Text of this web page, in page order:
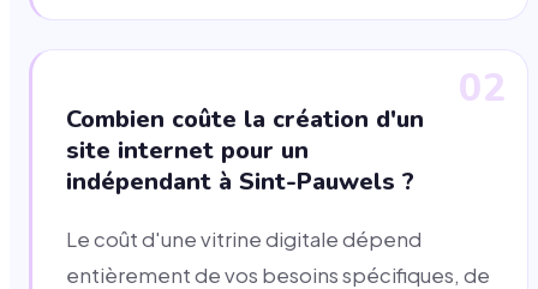
02
Combien coûte la création d'un
site internet pour un
indépendant à Sint-Pauwels ?
Le coût d'une vitrine digitale dépend
entièrement de vos besoins spécifiques, de